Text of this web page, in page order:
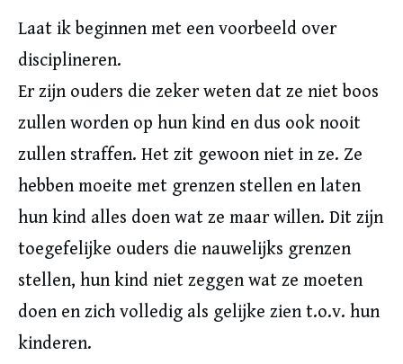
Laat ik beginnen met een voorbeeld over
disciplineren.
Er zijn ouders die zeker weten dat ze niet boos
zullen worden op hun kind en dus ook nooit
zullen straffen. Het zit gewoon niet in ze. Ze
hebben moeite met grenzen stellen en laten
hun kind alles doen wat ze maar willen. Dit zijn
toegefelijke ouders die nauwelijks grenzen
stellen, hun kind niet zeggen wat ze moeten
doen en zich volledig als gelijke zien t.o.v. hun
kinderen.